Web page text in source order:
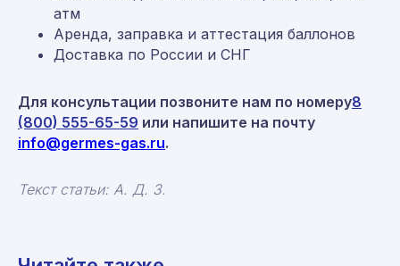
атм
Аренда, заправка и аттестация баллонов
Доставка по России и СНГ
Для консультации позвоните нам по номеру8
(800) 555-65-59 или напишите на почту
info@germes-gas.ru.
Текст статьи: А. Д. З.